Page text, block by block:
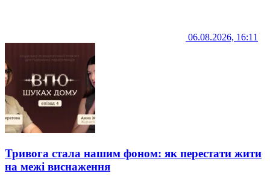
06.08.2026, 16:11
Тривога стала нашим фоном: як перестати жити
на межі виснаження